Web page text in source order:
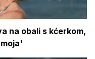
na obali s kćerkom,